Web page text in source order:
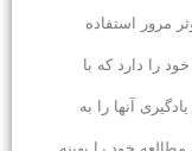
مرور استفاده
را دارد که با
آنها را به